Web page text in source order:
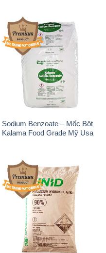
Sodium Benzoate – Mốc Bột
Kalama Food Grade Mỹ Usa